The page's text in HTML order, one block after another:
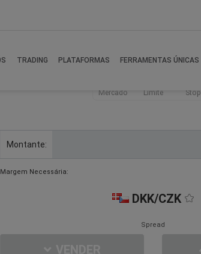
TRADING PLATAFORMAS FERRAMENTAS ÚNICAS
Mercado Limite Stop
Montante:
Margem Necessária:
DKK/CZK
Spread